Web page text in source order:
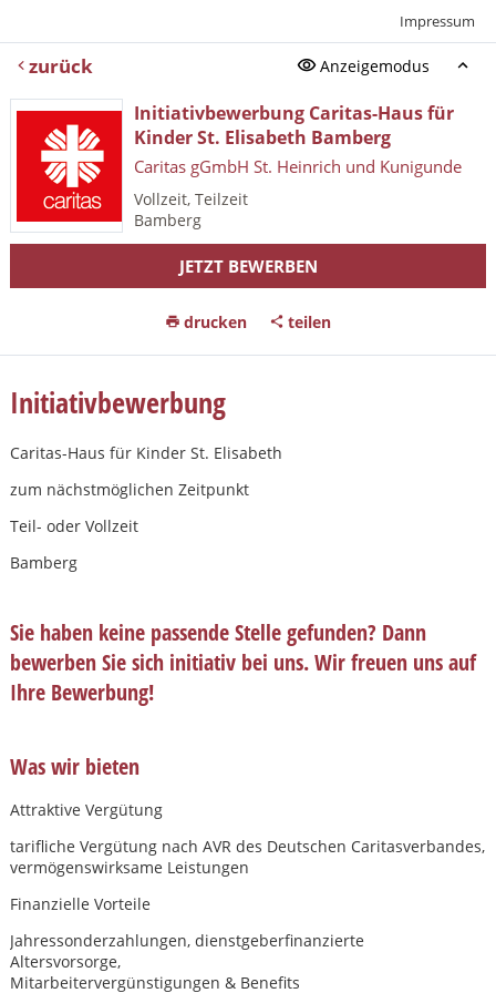
Impressum
zurück Anzeigemodus
Initiativbewerbung Caritas-Haus für
Kinder St. Elisabeth Bamberg
Caritas gGmbH St. Heinrich und Kunigunde
Vollzeit, Teilzeit
Bamberg
JETZT BEWERBEN
drucken teilen
Initiativbewerbung
Caritas-Haus für Kinder St. Elisabeth
zum nächstmöglichen Zeitpunkt
Teil- oder Vollzeit
Bamberg
Sie haben keine passende Stelle gefunden? Dann
bewerben Sie sich initiativ bei uns. Wir freuen uns auf
Ihre Bewerbung!
Was wir bieten
Attraktive Vergütung
tariﬂiche Vergütung nach AVR des Deutschen Caritasverbandes,
vermögenswirksame Leistungen
Finanzielle Vorteile
Jahressonderzahlungen, dienstgeberﬁnanzierte
Altersvorsorge,
Mitarbeitervergünstigungen & Benefits
Karte anzeigen